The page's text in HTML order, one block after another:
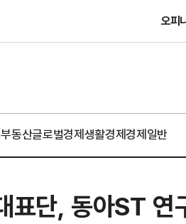
오피
부동산글로벌경제생활경제경제일반
표단, 동아ST